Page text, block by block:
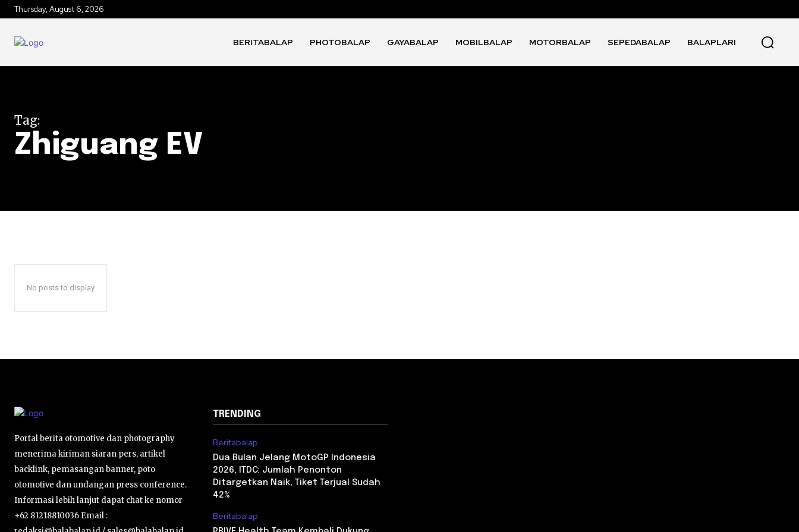
Thursday, August 6, 2026
BERITABALAP PHOTOBALAP GAYABALAP MOBILBALAP MOTORBALAP SEPEDABALAP BALAPLARI
Tag:
Zhiguang EV
No posts to display
Portal berita otomotive dan photography
menerima kiriman siaran pers, artikel
backlink, pemasangan banner, poto
otomotive dan undangan press conference.
Informasi lebih lanjut dapat chat ke nomor
+62 81218810036 Email :
TRENDING
Beritabalap
Dua Bulan Jelang MotoGP Indonesia
2026, ITDC: Jumlah Penonton
Ditargetkan Naik, Tiket Terjual Sudah
42%
Beritabalap